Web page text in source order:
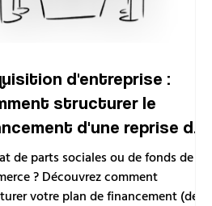
d'entreprise :
structurer le
d'une reprise de
?de parts sociales ou de fonds de
? Découvrez comment
votre plan de financement